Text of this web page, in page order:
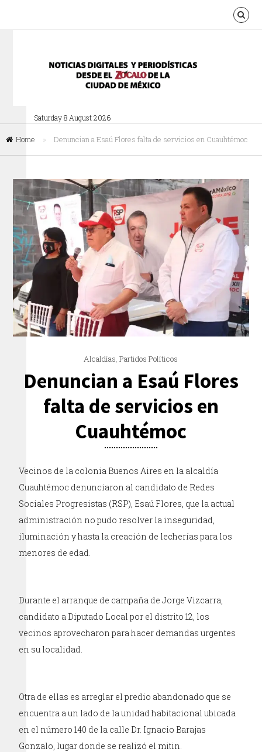
Saturday 8 August 2026
Home » Denuncian a Esaú Flores falta de servicios en Cuauhtémoc
Alcaldías,Partidos Políticos
Denuncian a Esaú Flores
falta de servicios en
Cuauhtémoc
Vecinos de la colonia Buenos Aires en la alcaldía
Cuauhtémoc denunciaron al candidato de Redes
Sociales Progresistas (RSP), Esaú Flores, que la actual
administración no pudo resolver la inseguridad,
iluminación y hasta la creación de lecherías para los
menores de edad.
Durante el arranque de campaña de Jorge Vizcarra,
candidato a Diputado Local por el distrito 12, los
vecinos aprovecharon para hacer demandas urgentes
en su localidad.
Otra de ellas es arreglar el predio abandonado que se
encuentra a un lado de la unidad habitacional ubicada
en el número 140 de la calle Dr. Ignacio Barajas
Gonzalo, lugar donde se realizó el mitin.